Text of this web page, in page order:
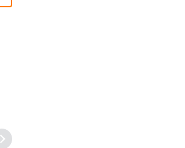
4K TV (2025)